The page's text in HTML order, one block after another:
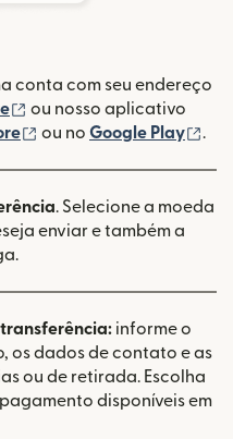
conta com seu endereço
(abre em uma nova
ou nosso aplicativo
(abre em uma nova
ou no Google Play .
. Selecione a moeda
enviar e também a
transferência: informe o
os dados de contato e as
ou de retirada. Escolha
disponíveis em